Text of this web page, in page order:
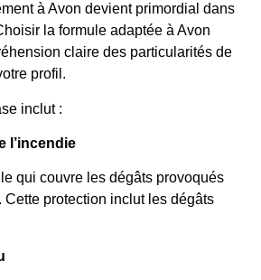
à Avon devient primordial dans
la formule adaptée à Avon
claire des particularités de
profil.
inclut :
l’incendie
qui couvre les dégâts provoqués
Cette protection inclut les dégâts